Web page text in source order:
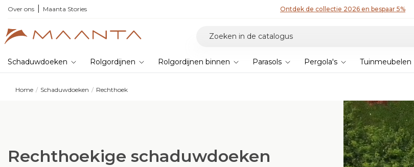
Over ons Maanta Stories
de nieuwe bioklimatische pergola Ontdek de collectie 2026 en bespaar 5%
Schaduwdoeken Rolgordijnen Rolgordijnen binnen Parasols Pergola's Tuinmeubelen
Home Schaduwdoeken Rechthoek
Rechthoekige schaduwdoeken